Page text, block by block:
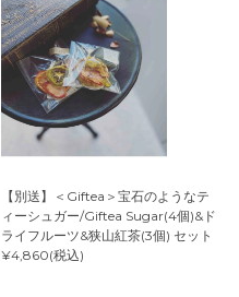
【別送】＜Giftea＞宝石のようなテ
ィーシュガー/Giftea Sugar(4個)&ド
ライフルーツ&狭山紅茶(3個) セット
¥4,860(税込)